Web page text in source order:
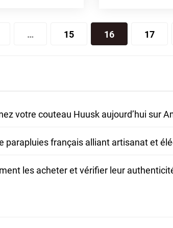
… 15 16 17
votre couteau Huusk aujourd’hui sur
parapluies français alliant artisanat et
les acheter et vérifier leur